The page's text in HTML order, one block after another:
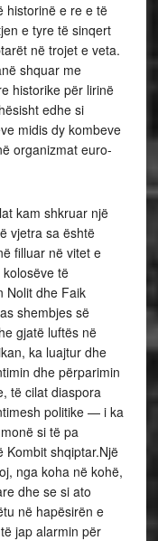
historinë e re e të
e tyre të sinqert
në trojet e veta.
shquar me
historike për lirinë
edhe si
midis dy kombeve
organizmat euro-
kam shkruar një
vjetra sa është
filluar në vitet e
të
Nolit dhe Faik
shembjes së
gjatë luftës në
ka luajtur dhe
dhe përparimin
të cilat diaspora
politike — i ka
si të pa
Kombit shqiptar.Një
nga koha në kohë,
dhe se si ato
në hapësirën e
jap alarmin për